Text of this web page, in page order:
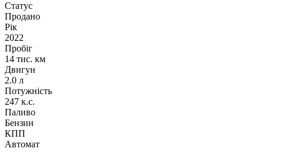
Статус
Продано
Рік
2022
Пробіг
14 тис. км
Двигун
2.0 л
Потужність
247 к.с.
Паливо
Бензин
КПП
Автомат